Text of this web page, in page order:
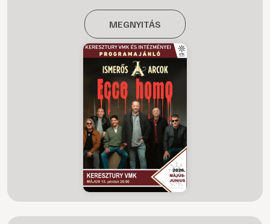
MEGNYITÁS